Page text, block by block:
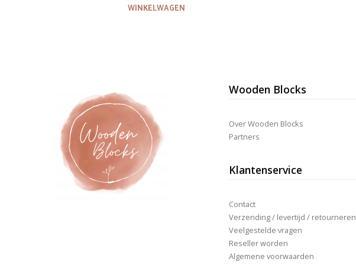
was: is:
WINKELWAGEN
Wooden Blocks
Over Wooden Blocks
Partners
Klantenservice
Contact
Verzending / levertijd / retourneren
Veelgestelde vragen
Reseller worden
Algemene voorwaarden